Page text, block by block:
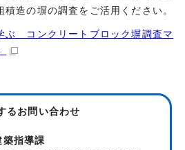
積造の塀の調査をご活用ください。
ぶ コンクリートブロック塀調査マ
る お問い合わせ
指導課